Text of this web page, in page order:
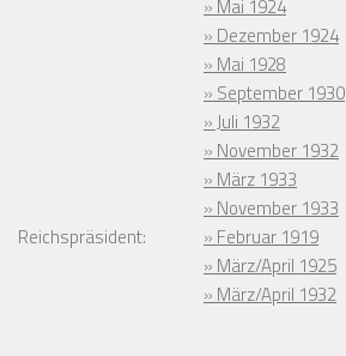
» Mai 1924
» Dezember 1924
» Mai 1928
» September 1930
» Juli 1932
» November 1932
» März 1933
» November 1933
Reichspräsident:
» Februar 1919
» März/April 1925
» März/April 1932